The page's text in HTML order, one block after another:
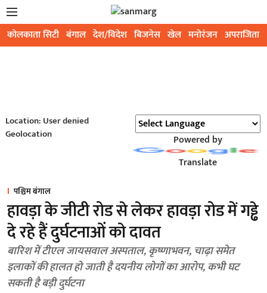
कोलकाता सिटी बंगाल देश/विदेश बिजनेस खेल मनोरंजन अपराजिता
Location: User denied
Geolocation
Powered by
Translate
पश्चिम बंगाल
हावड़ा के जीटी रोड से लेकर हावड़ा रोड में गड्ढे
दे रहे हैं दुर्घटनाओं को दावत
बारिश में टीएल जायसवाल अस्पताल, कृष्णाभवन, चाढ़ा समेत
इलाकों की हालत हो जाती है दयनीय लोगों का आरोप, कभी घट
सकती है बड़ी दुर्घटना